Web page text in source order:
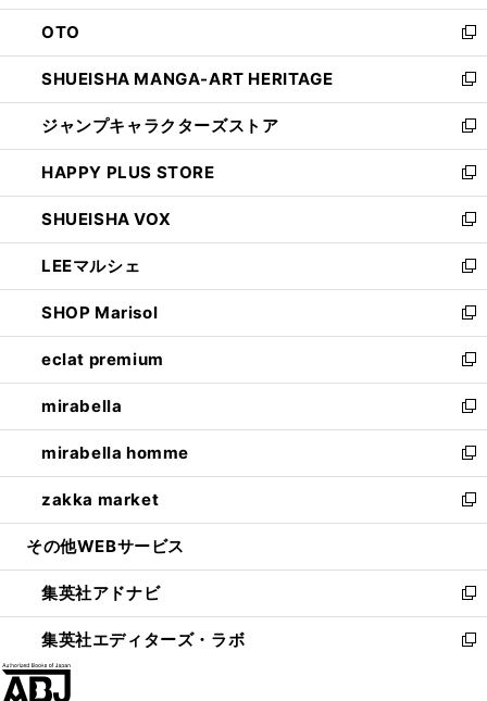
ウ
で
開
く
ン
ド
ウ
で
開
く
OTO
新
し
い
ウ
ィ
ン
ド
ウ
で
開
く
SHUEISHA MANGA-ART HERITAGE
新
し
い
ウ
ィ
ン
ド
ウ
で
開
く
ジャンプキャラクターズストア
新
し
い
ウ
ィ
ン
ド
ウ
で
開
く
HAPPY PLUS STORE
新
し
い
ウ
ィ
ン
ド
ウ
で
開
く
SHUEISHA VOX
新
し
い
ウ
ィ
ン
ド
ウ
で
開
く
LEEマルシェ
新
し
い
ウ
ィ
ン
ド
ウ
で
開
く
SHOP Marisol
新
し
い
ウ
ィ
ン
ド
ウ
で
開
eclat premium
新
し
い
ウ
ィ
ン
ド
ウ
開
く
mirabella
新
し
い
ウ
ィ
ン
ウ
で
開
く
mirabella homme
新
し
い
ウ
ン
ド
ウ
で
zakka market
新
し
ウ
ィ
ン
ド
その他WEBサービス
集英社アドナビ
新
し
い
集英社エディターズ・ラボ
新